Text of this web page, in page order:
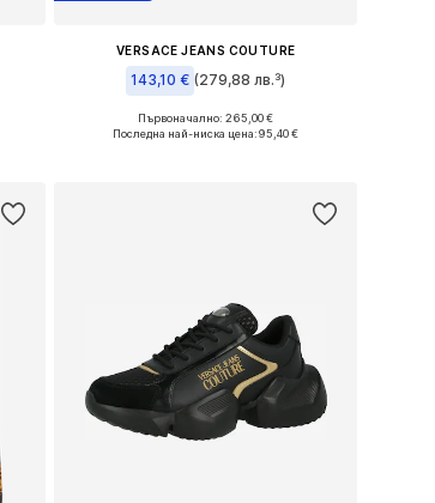
VERSACE JEANS COUTURE
143,10 € (279,88 лв.³)
Налични размери: 36, 38, 39, 40, 41
Първоначално: 265,00 €
Последна най-ниска цена:95,40 €